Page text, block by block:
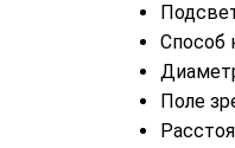
Способ
Поле